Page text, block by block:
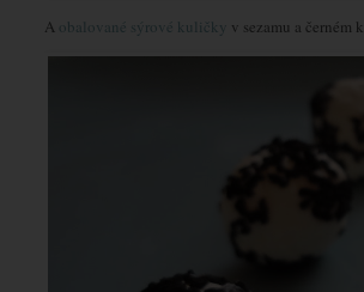
A obalované sýrové kuličky v sezamu a černém